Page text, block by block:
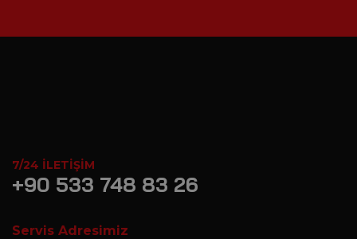
7/24 İLETIŞIM
+90 533 748 83 26
Servis Adresimiz